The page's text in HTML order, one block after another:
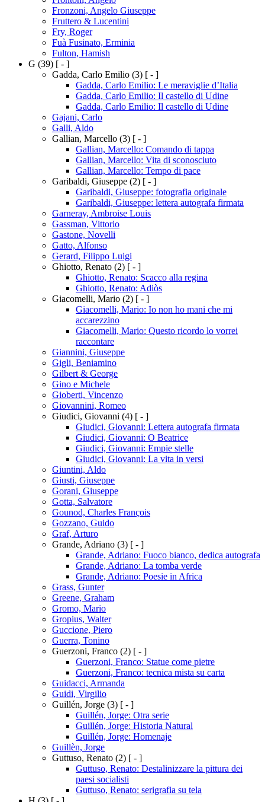
Fronzoni, Angelo Giuseppe
Fruttero & Lucentini
Fry, Roger
Fuà Fusinato, Erminia
Fulton, Hamish
G (39) [ - ]
Gadda, Carlo Emilio (3) [ - ]
Gadda, Carlo Emilio: Le meraviglie d’Italia
Gadda, Carlo Emilio: Il castello di Udine
Gadda, Carlo Emilio: Il castello di Udine
Gajani, Carlo
Galli, Aldo
Gallian, Marcello (3) [ - ]
Gallian, Marcello: Comando di tappa
Gallian, Marcello: Vita di sconosciuto
Gallian, Marcello: Tempo di pace
Garibaldi, Giuseppe (2) [ - ]
Garibaldi, Giuseppe: fotografia originale
Garibaldi, Giuseppe: lettera autografa firmata
Garneray, Ambroise Louis
Gassman, Vittorio
Gastone, Novelli
Gatto, Alfonso
Gerard, Filippo Luigi
Ghiotto, Renato (2) [ - ]
Ghiotto, Renato: Scacco alla regina
Ghiotto, Renato: Adiòs
Giacomelli, Mario (2) [ - ]
Giacomelli, Mario: Io non ho mani che mi
accarezzino
Giacomelli, Mario: Questo ricordo lo vorrei
raccontare
Giannini, Giuseppe
Gigli, Beniamino
Gilbert & George
Gino e Michele
Gioberti, Vincenzo
Giovannini, Romeo
Giudici, Giovanni (4) [ - ]
Giudici, Giovanni: Lettera autografa firmata
Giudici, Giovanni: O Beatrice
Giudici, Giovanni: Empie stelle
Giudici, Giovanni: La vita in versi
Giuntini, Aldo
Giusti, Giuseppe
Gorani, Giuseppe
Gotta, Salvatore
Gounod, Charles François
Gozzano, Guido
Graf, Arturo
Grande, Adriano (3) [ - ]
Grande, Adriano: Fuoco bianco, dedica autografa
Grande, Adriano: La tomba verde
Grande, Adriano: Poesie in Africa
Grass, Gunter
Greene, Graham
Gromo, Mario
Gropius, Walter
Guccione, Piero
Guerra, Tonino
Guerzoni, Franco (2) [ - ]
Guerzoni, Franco: Statue come pietre
Guerzoni, Franco: tecnica mista su carta
Guidacci, Armanda
Guidi, Virgilio
Guillén, Jorge (3) [ - ]
Guillén, Jorge: Otra serie
Guillén, Jorge: Historia Natural
Guillén, Jorge: Homenaje
Guillèn, Jorge
Guttuso, Renato (2) [ - ]
Guttuso, Renato: Destalinizzare la pittura dei
paesi socialisti
Guttuso, Renato: serigrafia su tela